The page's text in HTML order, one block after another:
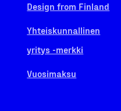
Design from Finland
Yhteiskunnallinen
yritys -merkki
Vuosimaksu